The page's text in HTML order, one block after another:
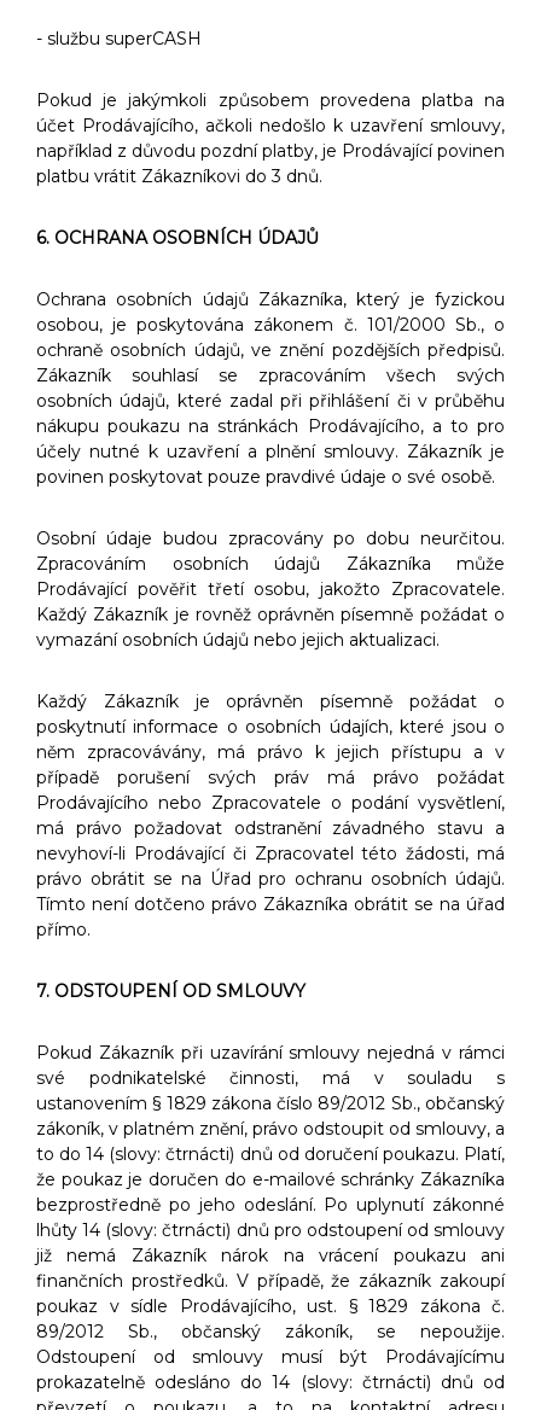
- službu superCASH
Pokud je jakýmkoli způsobem provedena platba na
účet Prodávajícího, ačkoli nedošlo k uzavření smlouvy,
například z důvodu pozdní platby, je Prodávající povinen
platbu vrátit Zákazníkovi do 3 dnů.
6. OCHRANA OSOBNÍCH ÚDAJŮ
Ochrana osobních údajů Zákazníka, který je fyzickou
osobou, je poskytována zákonem č. 101/2000 Sb., o
ochraně osobních údajů, ve znění pozdějších předpisů.
Zákazník souhlasí se zpracováním všech svých
osobních údajů, které zadal při přihlášení či v průběhu
nákupu poukazu na stránkách Prodávajícího, a to pro
účely nutné k uzavření a plnění smlouvy. Zákazník je
povinen poskytovat pouze pravdivé údaje o své osobě.
Osobní údaje budou zpracovány po dobu neurčitou.
Zpracováním osobních údajů Zákazníka může
Prodávající pověřit třetí osobu, jakožto Zpracovatele.
Každý Zákazník je rovněž oprávněn písemně požádat o
vymazání osobních údajů nebo jejich aktualizaci.
Každý Zákazník je oprávněn písemně požádat o
poskytnutí informace o osobních údajích, které jsou o
něm zpracovávány, má právo k jejich přístupu a v
případě porušení svých práv má právo požádat
Prodávajícího nebo Zpracovatele o podání vysvětlení,
má právo požadovat odstranění závadného stavu a
nevyhoví-li Prodávající či Zpracovatel této žádosti, má
právo obrátit se na Úřad pro ochranu osobních údajů.
Tímto není dotčeno právo Zákazníka obrátit se na úřad
přímo.
7. ODSTOUPENÍ OD SMLOUVY
Pokud Zákazník při uzavírání smlouvy nejedná v rámci
své podnikatelské činnosti, má v souladu s
ustanovením § 1829 zákona číslo 89/2012 Sb., občanský
zákoník, v platném znění, právo odstoupit od smlouvy, a
to do 14 (slovy: čtrnácti) dnů od doručení poukazu. Platí,
že poukaz je doručen do e-mailové schránky Zákazníka
bezprostředně po jeho odeslání. Po uplynutí zákonné
lhůty 14 (slovy: čtrnácti) dnů pro odstoupení od smlouvy
již nemá Zákazník nárok na vrácení poukazu ani
finančních prostředků. V případě, že zákazník zakoupí
poukaz v sídle Prodávajícího, ust. § 1829 zákona č.
89/2012 Sb., občanský zákoník, se nepoužije.
Odstoupení od smlouvy musí být Prodávajícímu
prokazatelně odesláno do 14 (slovy: čtrnácti) dnů od